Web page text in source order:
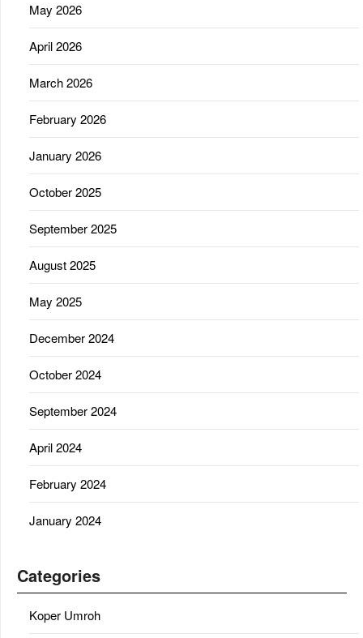
May 2026
April 2026
March 2026
February 2026
January 2026
October 2025
September 2025
August 2025
May 2025
December 2024
October 2024
September 2024
April 2024
February 2024
January 2024
Categories
Koper Umroh